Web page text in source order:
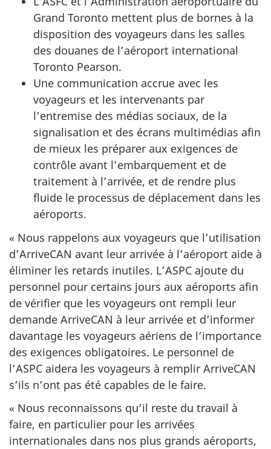
Grand Toronto mettent plus de bornes à la
disposition des voyageurs dans les salles
des douanes de l’aéroport international
Toronto Pearson.
Une communication accrue avec les
voyageurs et les intervenants par
l’entremise des médias sociaux, de la
signalisation et des écrans multimédias afin
de mieux les préparer aux exigences de
contrôle avant l’embarquement et de
traitement à l’arrivée, et de rendre plus
fluide le processus de déplacement dans les
aéroports.
« Nous rappelons aux voyageurs que l’utilisation
d’ArriveCAN avant leur arrivée à l’aéroport aide à
éliminer les retards inutiles. L’ASPC ajoute du
personnel pour certains jours aux aéroports afin
de vérifier que les voyageurs ont rempli leur
demande ArriveCAN à leur arrivée et d’informer
davantage les voyageurs aériens de l’importance
des exigences obligatoires. Le personnel de
l’ASPC aidera les voyageurs à remplir ArriveCAN
s’ils n’ont pas été capables de le faire.
« Nous reconnaissons qu’il reste du travail à
faire, en particulier pour les arrivées
internationales dans nos plus grands aéroports,